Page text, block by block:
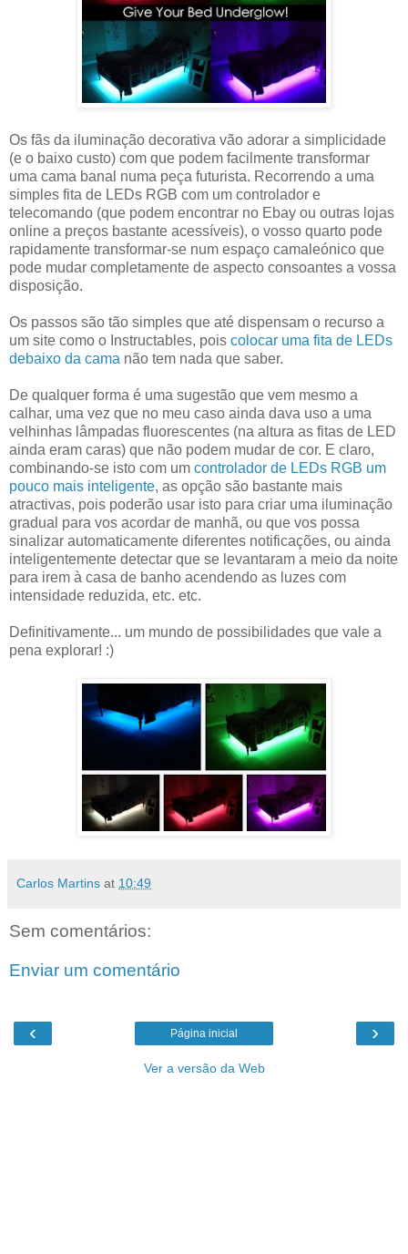
Os fãs da iluminação decorativa vão adorar a simplicidade
(e o baixo custo) com que podem facilmente transformar
uma cama banal numa peça futurista. Recorrendo a uma
simples fita de LEDs RGB com um controlador e
telecomando (que podem encontrar no Ebay ou outras lojas
online a preços bastante acessíveis), o vosso quarto pode
rapidamente transformar-se num espaço camaleónico que
pode mudar completamente de aspecto consoantes a vossa
disposição.
Os passos são tão simples que até dispensam o recurso a
um site como o Instructables, pois colocar uma fita de LEDs
debaixo da cama não tem nada que saber.
De qualquer forma é uma sugestão que vem mesmo a
calhar, uma vez que no meu caso ainda dava uso a uma
velhinhas lâmpadas fluorescentes (na altura as fitas de LED
ainda eram caras) que não podem mudar de cor. E claro,
combinando-se isto com um controlador de LEDs RGB um
pouco mais inteligente, as opção são bastante mais
atractivas, pois poderão usar isto para criar uma iluminação
gradual para vos acordar de manhã, ou que vos possa
sinalizar automaticamente diferentes notificações, ou ainda
inteligentemente detectar que se levantaram a meio da noite
para irem à casa de banho acendendo as luzes com
intensidade reduzida, etc. etc.
Definitivamente... um mundo de possibilidades que vale a
pena explorar! :)
Carlos Martins at 10:49
Sem comentários:
Enviar um comentário
‹ ›
Página inicial
Ver a versão da Web